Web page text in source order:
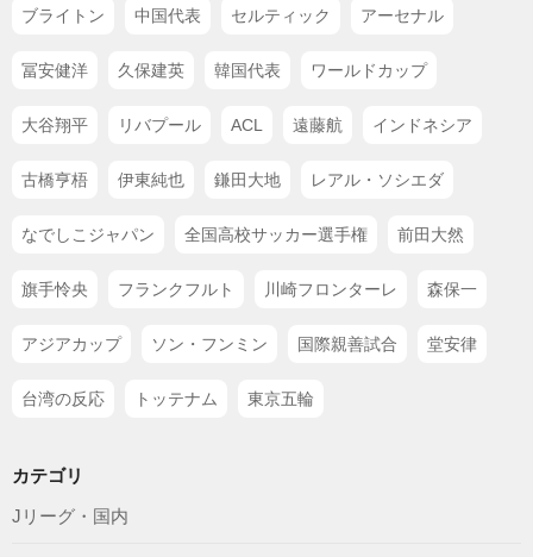
ブライトン 中国代表 セルティック アーセナル
冨安健洋 久保建英 韓国代表 ワールドカップ
大谷翔平 リバプール ACL 遠藤航 インドネシア
古橋亨梧 伊東純也 鎌田大地 レアル・ソシエダ
なでしこジャパン 全国高校サッカー選手権 前田大然
旗手怜央 フランクフルト 川崎フロンターレ 森保一
アジアカップ ソン・フンミン 国際親善試合 堂安律
台湾の反応 トッテナム 東京五輪
カテゴリ
Jリーグ・国内